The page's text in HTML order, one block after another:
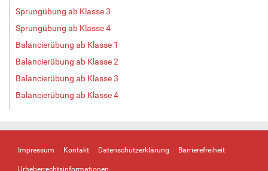
Sprungübung ab Klasse 3
Sprungübung ab Klasse 4
Balancierübung ab Klasse 1
Balancierübung ab Klasse 2
Balancierübung ab Klasse 3
Balancierübung ab Klasse 4
Impressum Kontakt Datenschutzerklärung Barrierefreiheit
Urheberrechtsinformationen